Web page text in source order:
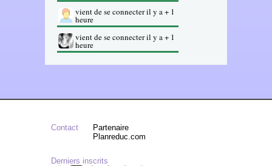
vient de se connecter il y a + 1
heure
vient de se connecter il y a + 1
heure
Contact
Partenaire
Planreduc.com
Derniers inscrits